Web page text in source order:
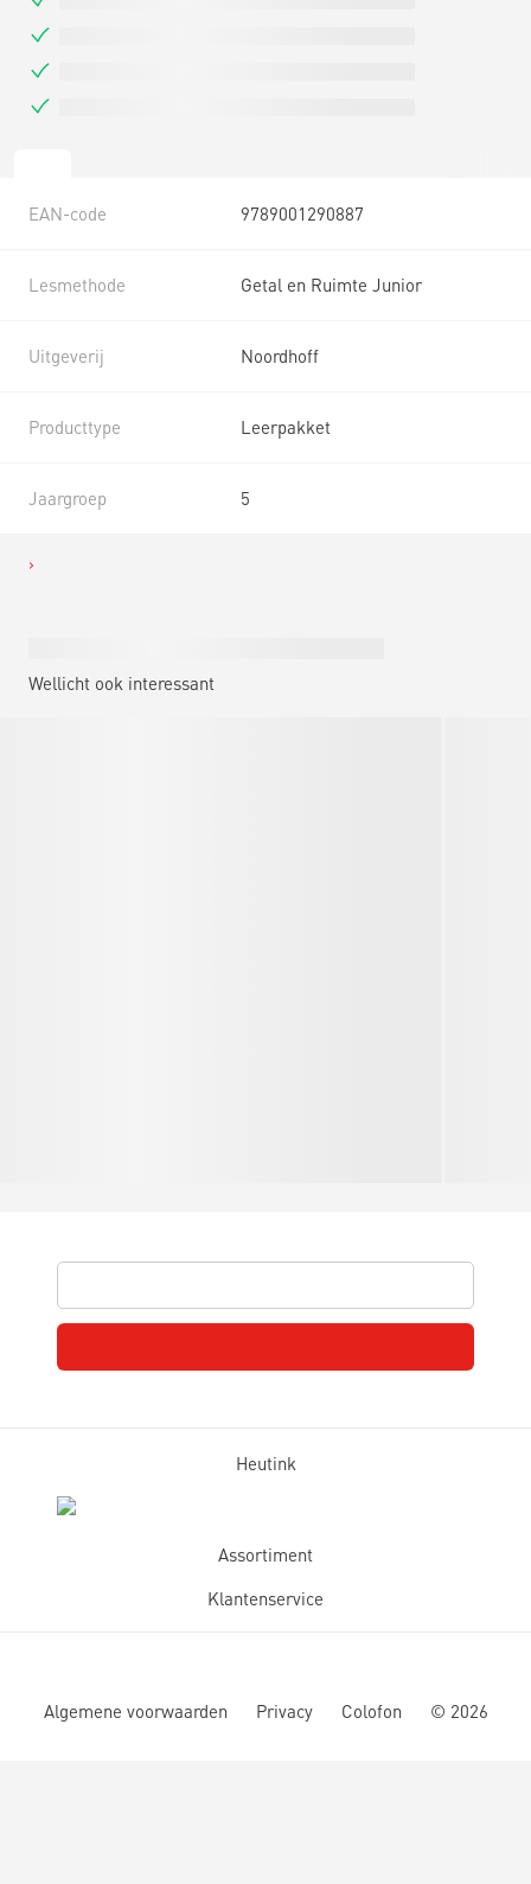
EAN-code 9789001290887
Lesmethode Getal en Ruimte Junior
Uitgeverij Noordhoff
Producttype Leerpakket
Jaargroep 5
Wellicht ook interessant
Heutink
Assortiment
Klantenservice
Algemene voorwaarden Privacy Colofon © 2026